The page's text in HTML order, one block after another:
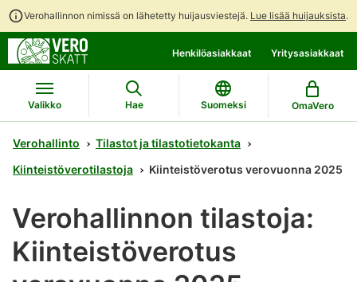
Verohallinnon nimissä on lähetetty huijausviestejä. Lue lisää huijauksista.
suoraan
sisältöön
koko
sivuston
hakuun
Henkilöasiakkaat Yritysasiakkaat
Valikko Hae Suomeksi OmaVero
Verohallinto
Tilastot ja tilastotietokanta
Kiinteistöverotilastoja
Kiinteistöverotus verovuonna 2025
Verohallinnon tilastoja:
Kiinteistöverotus